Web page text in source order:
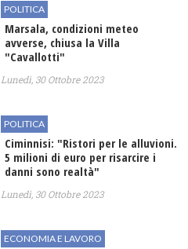
POLITICA
​Marsala, condizioni meteo
avverse, chiusa la Villa
"Cavallotti"
Lunedì, 30 Ottobre 2023
POLITICA
Ciminnisi: "Ristori per le alluvioni.
5 milioni di euro per risarcire i
danni sono realtà"
Lunedì, 30 Ottobre 2023
ECONOMIA E LAVORO